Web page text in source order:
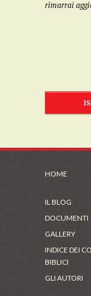
rimarrai
HOME
IL BLOG
DOCUMENTI
GALLERY
INDICE DEI
BIBLICI
GLI AUTORI